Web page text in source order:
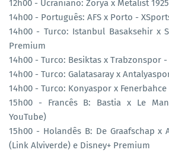
12h00 - Ucraniano: Zorya x Metalist
14h00 - Português: AFS x Porto -
14h00 - Turco: Istanbul Basaksehir x
Premium
14h00 - Turco: Besiktas x Trabzonspor
14h00 - Turco: Galatasaray x
14h00 - Turco: Konyaspor x
15h00 - Francês B: Bastia x Le
YouTube)
15h00 - Holandês B: De Graafschap x
(Link Alviverde) e Disney+ Premium